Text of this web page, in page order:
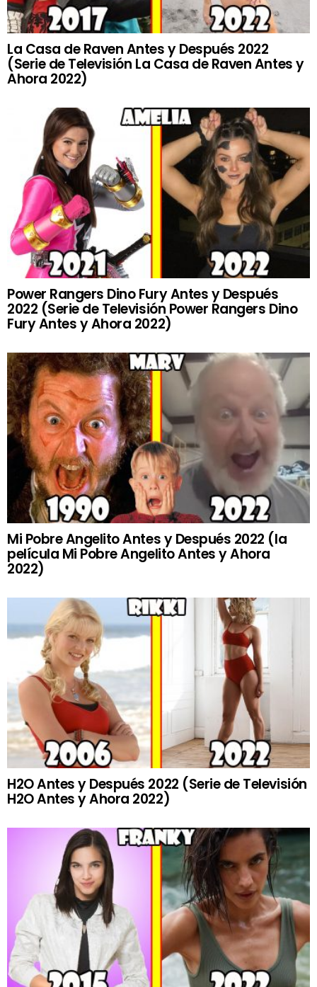
La Casa de Raven Antes y Después 2022
(Serie de Televisión La Casa de Raven Antes y
Ahora 2022)
Power Rangers Dino Fury Antes y Después
2022 (Serie de Televisión Power Rangers Dino
Fury Antes y Ahora 2022)
Mi Pobre Angelito Antes y Después 2022 (la
película Mi Pobre Angelito Antes y Ahora
2022)
H2O Antes y Después 2022 (Serie de Televisión
H2O Antes y Ahora 2022)